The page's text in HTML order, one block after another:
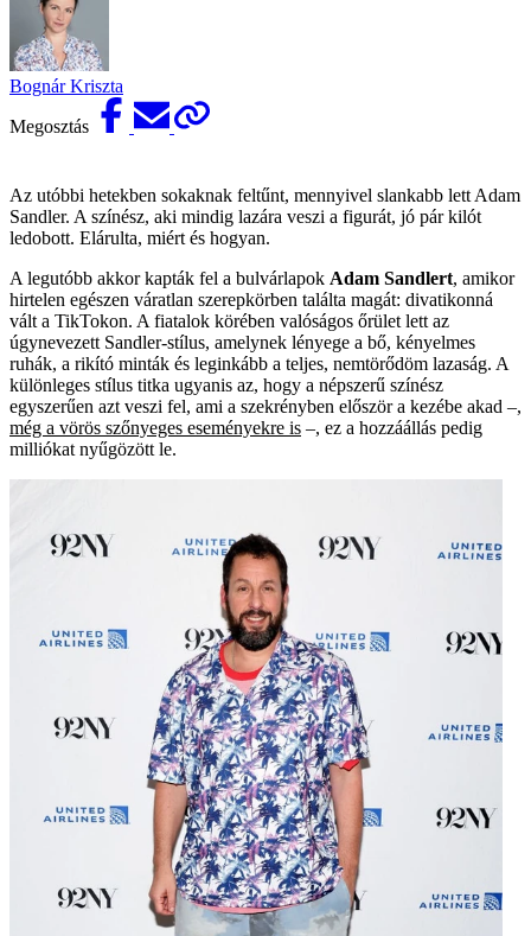
Bognár Kriszta
Megosztás
Az utóbbi hetekben sokaknak feltűnt, mennyivel slankabb lett Adam
Sandler. A színész, aki mindig lazára veszi a figurát, jó pár kilót
ledobott. Elárulta, miért és hogyan.
A legutóbb akkor kapták fel a bulvárlapok Adam Sandlert, amikor
hirtelen egészen váratlan szerepkörben találta magát: divatikonná
vált a TikTokon. A fiatalok körében valóságos őrület lett az
úgynevezett Sandler-stílus, amelynek lényege a bő, kényelmes
ruhák, a rikító minták és leginkább a teljes, nemtörődöm lazaság. A
különleges stílus titka ugyanis az, hogy a népszerű színész
egyszerűen azt veszi fel, ami a szekrényben először a kezébe akad –,
még a vörös szőnyeges eseményekre is –, ez a hozzáállás pedig
milliókat nyűgözött le.